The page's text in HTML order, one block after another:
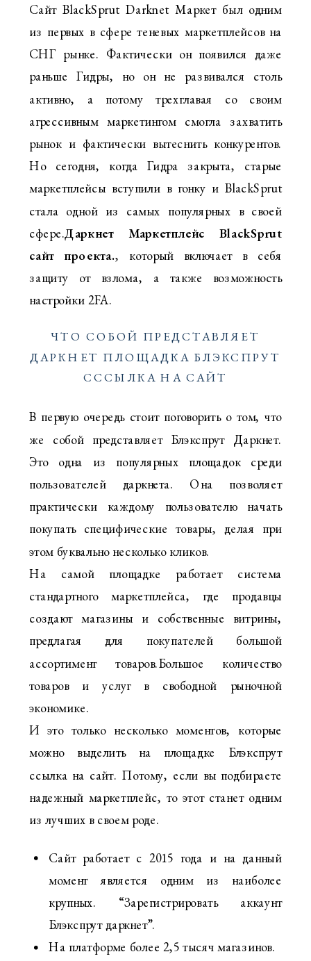
Сайт BlackSprut Darknet Маркет был одним
из первых в сфере теневых маркетплейсов на
СНГ рынке. Фактически он появился даже
раньше Гидры, но он не развивался столь
активно, а потому трехглавая со своим
агрессивным маркетингом смогла захватить
рынок и фактически вытеснить конкурентов.
Но сегодня, когда Гидра закрыта, старые
маркетплейсы вступили в гонку и BlackSprut
стала одной из самых популярных в своей
сфере.Даркнет Маркетплейс BlackSprut
сайт проекта., который включает в себя
защиту от взлома, а также возможность
настройки 2FA.
ЧТО СОБОЙ ПРЕДСТАВЛЯЕТ
ДАРКНЕТ ПЛОЩАДКА БЛЭКСПРУТ
СССЫЛКА НА САЙТ
В первую очередь стоит поговорить о том, что
же собой представляет Блэкспрут Даркнет.
Это одна из популярных площадок среди
пользователей даркнета. Она позволяет
практически каждому пользователю начать
покупать специфические товары, делая при
этом буквально несколько кликов.
На самой площадке работает система
стандартного маркетплейса, где продавцы
создают магазины и собственные витрины,
предлагая для покупателей большой
ассортимент товаров.Большое количество
товаров и услуг в свободной рыночной
экономике.
И это только несколько моментов, которые
можно выделить на площадке Блэкспрут
ссылка на сайт. Потому, если вы подбираете
надежный маркетплейс, то этот станет одним
из лучших в своем роде.
Сайт работает с 2015 года и на данный
момент является одним из наиболее
крупных. “Зарегистрировать аккаунт
Блэкспрут даркнет”.
На платформе более 2,5 тысяч магазинов.